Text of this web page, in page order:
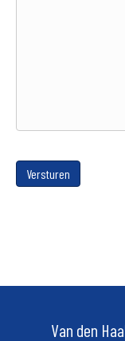
Versturen
Van den